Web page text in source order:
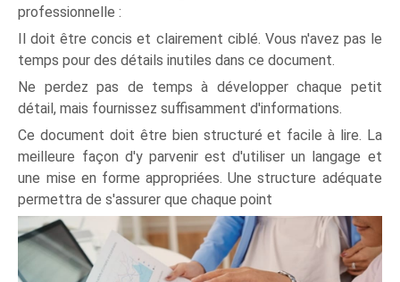
professionnelle :
Il doit être concis et clairement ciblé. Vous n'avez pas le
temps pour des détails inutiles dans ce document.
Ne perdez pas de temps à développer chaque petit
détail, mais fournissez suffisamment d'informations.
Ce document doit être bien structuré et facile à lire. La
meilleure façon d'y parvenir est d'utiliser un langage et
une mise en forme appropriées. Une structure adéquate
permettra de s'assurer que chaque point